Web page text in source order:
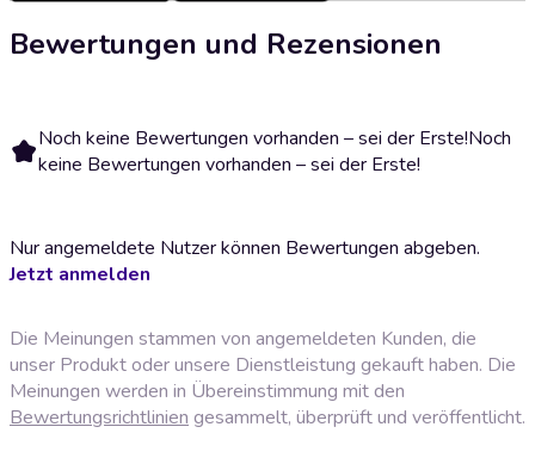
Bewertungen und Rezensionen
Noch keine Bewertungen vorhanden – sei der Erste!Noch
keine Bewertungen vorhanden – sei der Erste!
Nur angemeldete Nutzer können Bewertungen abgeben.
Jetzt anmelden
Die Meinungen stammen von angemeldeten Kunden, die
unser Produkt oder unsere Dienstleistung gekauft haben. Die
Meinungen werden in Übereinstimmung mit den
Bewertungsrichtlinien gesammelt, überprüft und veröffentlicht.